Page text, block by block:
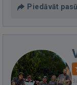
Piedāvāt